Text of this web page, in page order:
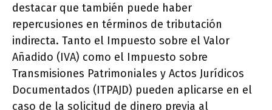
destacar que también puede haber
repercusiones en términos de tributación
indirecta. Tanto el Impuesto sobre el Valor
Añadido (IVA) como el Impuesto sobre
Transmisiones Patrimoniales y Actos Jurídicos
Documentados (ITPAJD) pueden aplicarse en el
caso de la solicitud de dinero previa al